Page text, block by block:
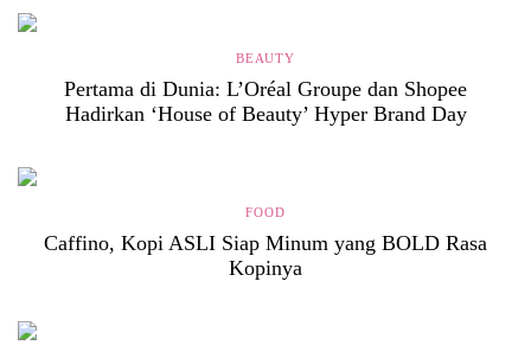
BEAUTY
Pertama di Dunia: L’Oréal Groupe dan Shopee
Hadirkan ‘House of Beauty’ Hyper Brand Day
FOOD
Caffino, Kopi ASLI Siap Minum yang BOLD Rasa
Kopinya